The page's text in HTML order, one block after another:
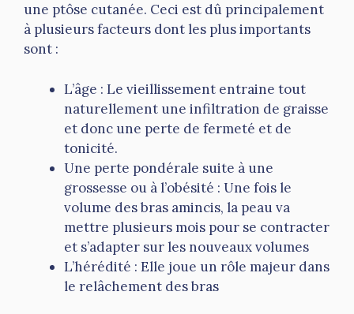
une ptôse cutanée. Ceci est dû principalement
à plusieurs facteurs dont les plus importants
sont :
L’âge : Le vieillissement entraine tout
naturellement une infiltration de graisse
et donc une perte de fermeté et de
tonicité.
Une perte pondérale suite à une
grossesse ou à l’obésité : Une fois le
volume des bras amincis, la peau va
mettre plusieurs mois pour se contracter
et s’adapter sur les nouveaux volumes
L’hérédité : Elle joue un rôle majeur dans
le relâchement des bras